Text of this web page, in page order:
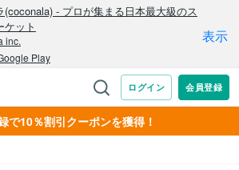
で10％割引クーポンを獲得！